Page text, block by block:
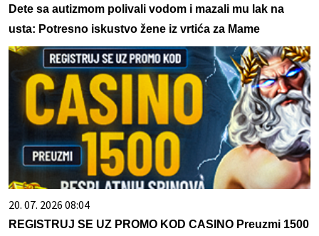
Dete sa autizmom polivali vodom i mazali mu lak na
usta: Potresno iskustvo žene iz vrtića za Mame
20. 07. 2026 08:04
REGISTRUJ SE UZ PROMO KOD CASINO Preuzmi 1500